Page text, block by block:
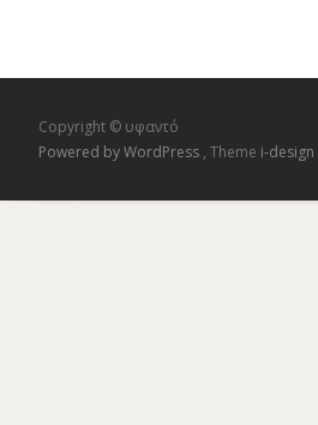
Copyright © υφαντό
Powered by WordPress , Theme i-design